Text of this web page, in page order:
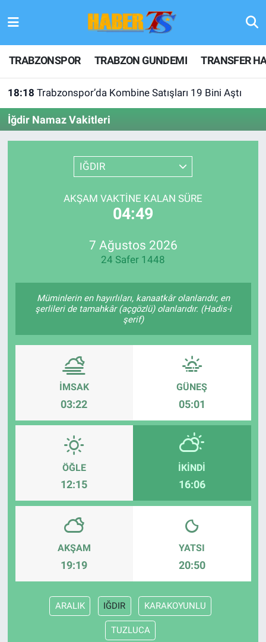
TRABZONSPOR TRABZON GUNDEMI TRANSFER
18:18 Trabzonspor’da Kombine Satışları 19 Bini Aştı
İğdir Namaz Vakitleri
IĞDIR
AKŞAM VAKTINE KALAN SÜRE
04:49
7 Ağustos 2026
24 Safer 1448
Müminlerin en hayırlıları, kanaatkâr olanlarıdır, en
şerlileri de tamahkâr (açgözlü) olanlarıdır. (Hadis-i
şerif)
İMSAK
03:22
GÜNEŞ
05:01
ÖĞLE
12:15
İKINDI
16:06
AKŞAM
19:19
YATSI
20:50
ARALIK IĞDIR KARAKOYUNLU
TUZLUCA
TRABZONSPOR
TRABZON GUNDEMI
GÜNDEM
KULİS MEYDANI
1461 TRABZON
SAĞLIK
GENEL
KÜLTÜR SANAT
ASAYİŞ
EKONOMİ
EĞİTİM
ÇEVRE
HABERDE İNSAN
Hava Durumu
Trafik Durumu
Süper Lig Puan Durumu ve Fikstür
Son Dakika Haberleri
Haber Arşivi